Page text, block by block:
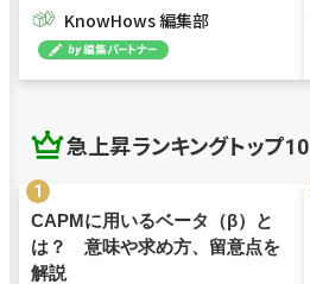
KnowHows 編集部
急上昇ランキングトップ10
CAPMに用いるベータ（β）と
は？ 意味や求め方、留意点を
解説